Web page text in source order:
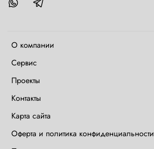
О компании
Сервис
Проекты
Контакты
Карта сайта
Оферта и политика конфиденциальности